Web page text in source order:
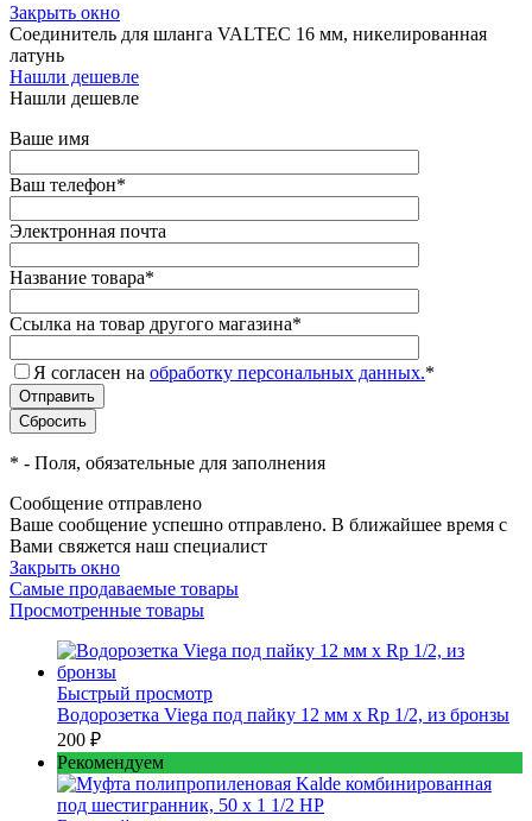
Закрыть окно
Соединитель для шланга VALTEC 16 мм, никелированная
латунь
Нашли дешевле
Нашли дешевле
Ваше имя
Ваш телефон*
Электронная почта
Название товара*
Ссылка на товар другого магазина*
Я согласен на обработку персональных данных.*
* - Поля, обязательные для заполнения
Сообщение отправлено
Ваше сообщение успешно отправлено. В ближайшее время с
Вами свяжется наш специалист
Закрыть окно
Самые продаваемые товары
Просмотренные товары
Быстрый просмотр
Водорозетка Viega под пайку 12 мм х Rp 1/2, из бронзы
200 ₽
Рекомендуем